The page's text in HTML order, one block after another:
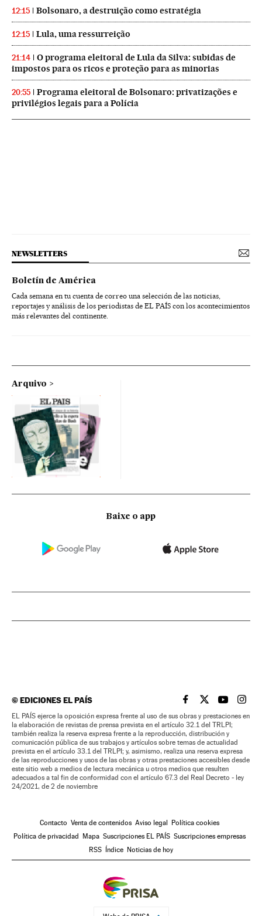
12:15 Bolsonaro, a destruição como estratégia
12:15 Lula, uma ressurreição
21:14
O programa eleitoral de Lula da Silva: subidas de
impostos para os ricos e proteção para as minorias
20:55
Programa eleitoral de Bolsonaro: privatizações e
privilégios legais para a Polícia
NEWSLETTERS
Boletín de América
Cada semana en tu cuenta de correo una selección de las noticias,
reportajes y análisis de los periodistas de EL PAÍS con los acontecimientos
más relevantes del continente.
Arquivo
Baixe o app
©EDICIONES EL PAÍS EL PAÍS BRASIL EN
EL PAÍSEL PAÍS
EL
EL PAÍS ejerce la oposición expresa frente al uso de sus obras y prestaciones en
la elaboración de revistas de prensa prevista en el artículo 32.1 del TRLPI;
también realiza la reserva expresa frente a la reproducción, distribución y
comunicación pública de sus trabajos y artículos sobre temas de actualidad
prevista en el artículo 33.1 del TRLPI; y, asimismo, realiza una reserva expresa
de las reproducciones y usos de las obras y otras prestaciones accesibles desde
este sitio web a medios de lectura mecánica u otros medios que resulten
adecuados a tal fin de conformidad con el artículo 67.3 del Real Decreto - ley
24/2021, de 2 de noviembre
Contacto Venta de contenidos Aviso legal
Política cookies
Política de privacidad
Mapa Suscripciones EL PAÍS Suscripciones empresas
RSS
Índice Noticias de hoy